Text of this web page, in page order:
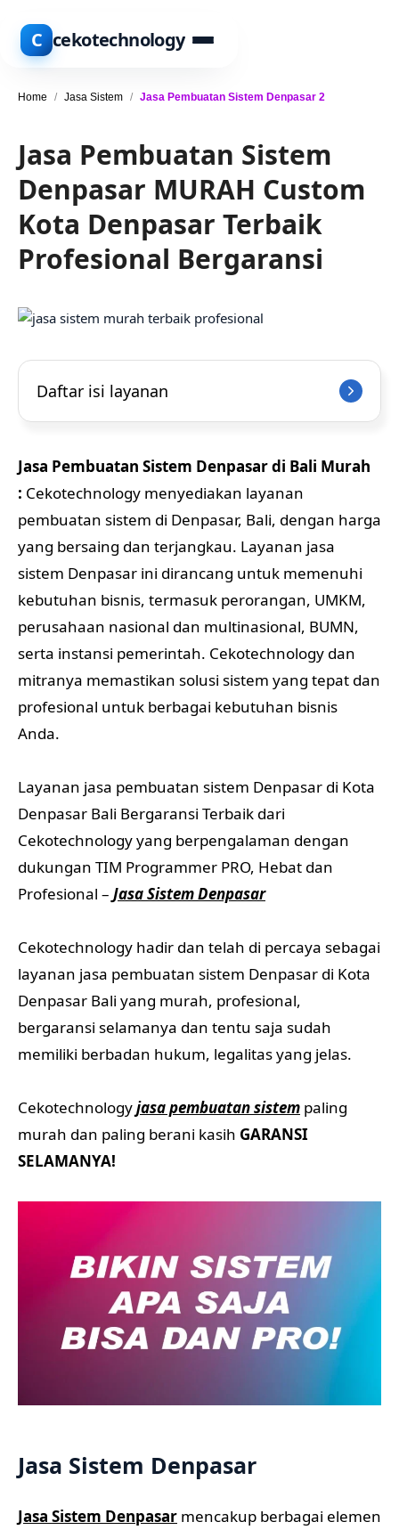
C cekotechnology
Home / Jasa Sistem / Jasa Pembuatan Sistem Denpasar 2
Jasa Pembuatan Sistem
Denpasar MURAH Custom
Kota Denpasar Terbaik
Profesional Bergaransi
Daftar isi layanan
Jasa Pembuatan Sistem Denpasar di Bali Murah
: Cekotechnology menyediakan layanan
pembuatan sistem di Denpasar, Bali, dengan harga
yang bersaing dan terjangkau. Layanan jasa
sistem Denpasar ini dirancang untuk memenuhi
kebutuhan bisnis, termasuk perorangan, UMKM,
perusahaan nasional dan multinasional, BUMN,
serta instansi pemerintah. Cekotechnology dan
mitranya memastikan solusi sistem yang tepat dan
profesional untuk berbagai kebutuhan bisnis
Anda.
Layanan jasa pembuatan sistem Denpasar di Kota
Denpasar Bali Bergaransi Terbaik dari
Cekotechnology yang berpengalaman dengan
dukungan TIM Programmer PRO, Hebat dan
Profesional – Jasa Sistem Denpasar
Cekotechnology hadir dan telah di percaya sebagai
layanan jasa pembuatan sistem Denpasar di Kota
Denpasar Bali yang murah, profesional,
bergaransi selamanya dan tentu saja sudah
memiliki berbadan hukum, legalitas yang jelas.
Cekotechnologyjasa pembuatan sistem paling
murah dan paling berani kasih GARANSI
SELAMANYA!
Jasa Sistem Denpasar
Jasa Sistem Denpasar mencakup berbagai elemen